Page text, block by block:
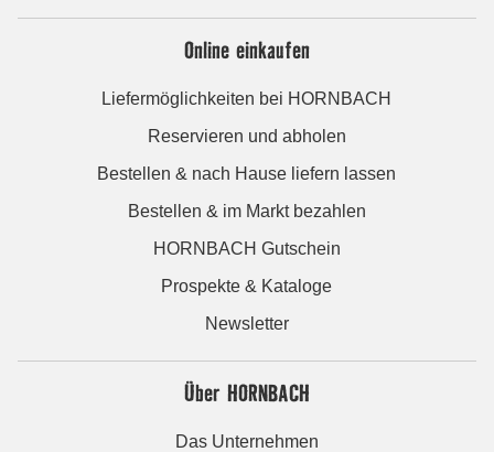
Online einkaufen
Liefermöglichkeiten bei HORNBACH
Reservieren und abholen
Bestellen & nach Hause liefern lassen
Bestellen & im Markt bezahlen
HORNBACH Gutschein
Prospekte & Kataloge
Newsletter
Über HORNBACH
Das Unternehmen